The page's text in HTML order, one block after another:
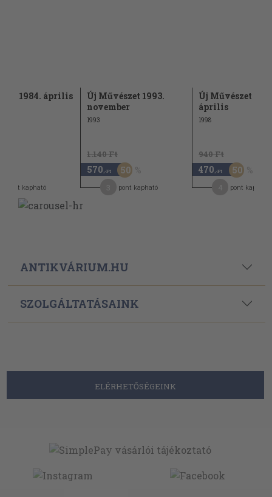
1984. április
pont kapható
Új Művészet 1993.
november
1993
1.140 Ft
570 ,-Ft 50
pont kapható
Új Művészet
április
1998
940 Ft
470 ,-Ft 50
pont kapható
ANTIKVÁRIUM.HU
SZOLGÁLTATÁSAINK
ELÉRHETŐSÉGEINK